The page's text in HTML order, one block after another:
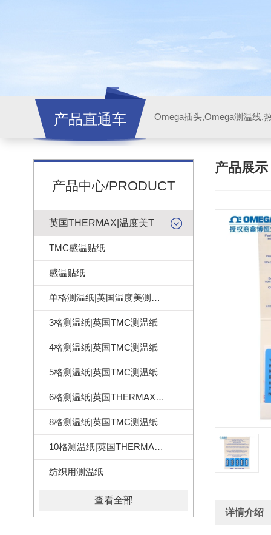
产品直通车
产品中心/PRODUCT
TMC感温贴纸
感温贴纸
单格测温纸|英国温度美测温纸
3格测温纸|英国TMC测温纸
4格测温纸|英国TMC测温纸
5格测温纸|英国TMC测温纸
6格测温纸|英国THERMAX测温纸
8格测温纸|英国TMC测温纸
10格测温纸|英国THERMAX测温纸
纺织用测温纸
查看全部
产品展示
详情介绍